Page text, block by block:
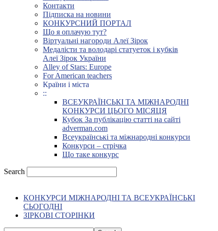
Контакти
Підписка на новини
КОНКУРСНИЙ ПОРТАЛ
Що я оплачую тут?
Віртуальні нагороди Алеї Зірок
Медалісти та володарі статуеток і кубків
Алеї Зірок України
Alley of Stars: Europe
For American teachers
Країни і міста
::
ВСЕУКРАЇНСЬКІ ТА МІЖНАРОДНІ
КОНКУРСИ ЦЬОГО МІСЯЦЯ
Кубок За публікацію статті на сайті
adverman.com
Всеукраїнські та міжнародні конкурси
Конкурси – стрічка
Що таке конкурс
Search
КОНКУРСИ МІЖНАРОДНІ ТА ВСЕУКРАЇНСЬКІ
СЬОГОДНІ
ЗІРКОВІ СТОРІНКИ